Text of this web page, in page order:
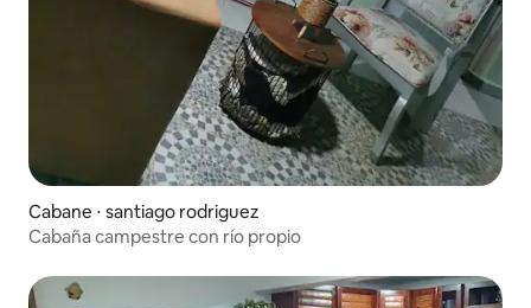
Cabane ⋅ santiago rodriguez
Cabaña campestre con río propio